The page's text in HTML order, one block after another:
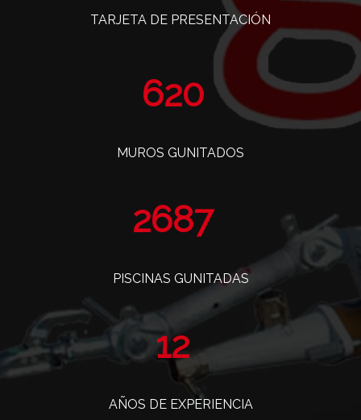
TARJETA DE PRESENTACIÓN
760
MUROS GUNITADOS
3295
PISCINAS GUNITADAS
14
AÑOS DE EXPERIENCIA